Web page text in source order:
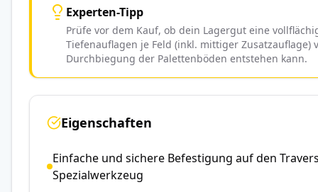
Experten-Tipp
Prüfe vor dem Kauf, ob dein Lagergut eine
Tiefenauflagen je Feld (inkl. mittiger
Durchbiegung der Palettenböden entstehen kann.
Eigenschaften
Einfache und sichere Befestigung auf den
Spezialwerkzeug